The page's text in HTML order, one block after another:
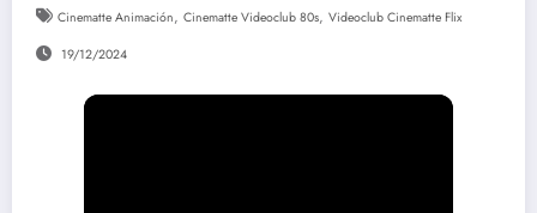
Cinematte Animación, Cinematte Videoclub 80s, Videoclub Cinematte Flix
19/12/2024